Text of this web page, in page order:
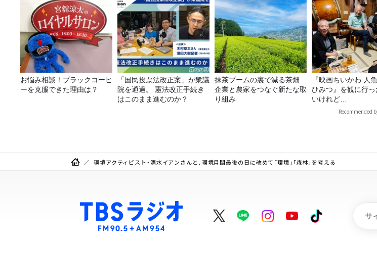
お悩み相談！ブラックコーヒ
ーを克服できた理由は？
「国民投票法改正案」が衆議
院を通過。 憲法改正手続き
はこのまま進むのか？
抹茶ブームの裏で減る茶畑
企業と農家をつなぐ新たな取
り組み
『映画ちいかわ 人
ひみつ』を観に行
いけれど…
Recommended
環境アクティビスト・清水イアンさんと、環境月間最後の日に改めて「環境」「森林」を考える